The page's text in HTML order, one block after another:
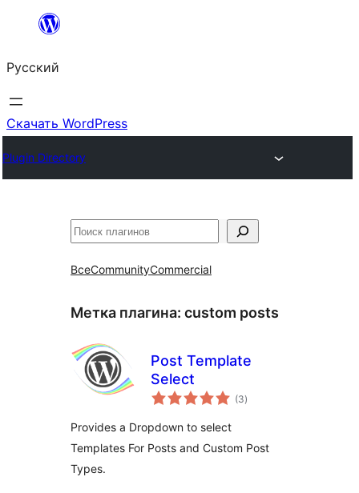
Перейти
содержимому
Русский
Скачать WordPress
Plugin Directory
Поиск
ВсеCommunityCommercial
Метка плагина: custom posts
Post Template
Select
(3общий
рейтинг
)
Provides a Dropdown to select
Templates For Posts and Custom Post
Types.